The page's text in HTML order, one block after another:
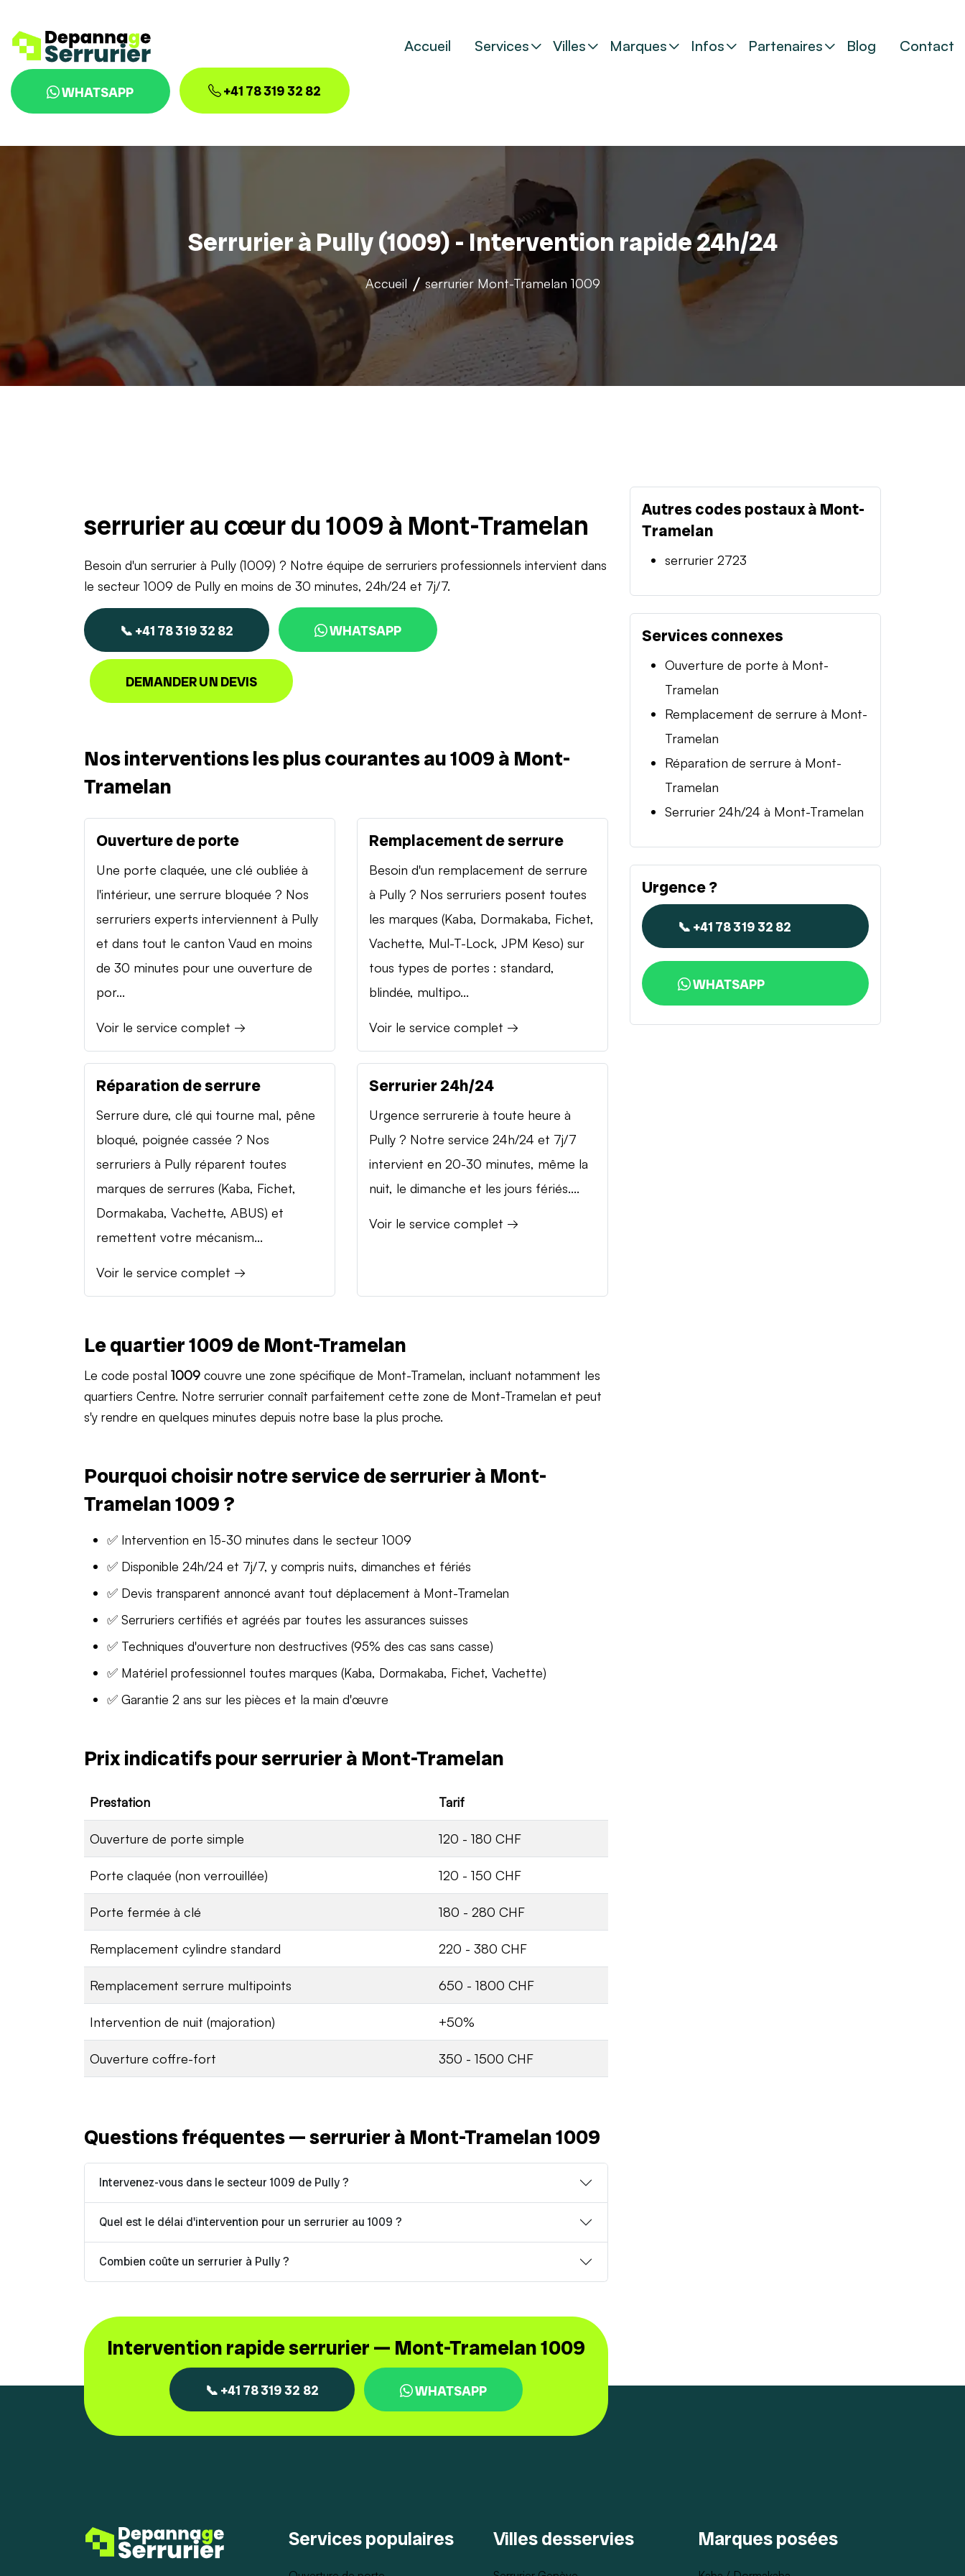
Accueil Services Villes Marques Infos Partenaires Blog Contact
WHATSAPP +41 78 319 32 82
Serrurier à Pully (1009) - Intervention rapide 24h/24
Accueil serrurier Mont-Tramelan 1009
serrurier au cœur du 1009 à Mont-Tramelan
Besoin d'un serrurier à Pully (1009) ? Notre équipe de serruriers professionnels intervient dans
le secteur 1009 de Pully en moins de 30 minutes, 24h/24 et 7j/7.
📞 +41 78 319 32 82 WHATSAPP
DEMANDER UN DEVIS
Nos interventions les plus courantes au 1009 à Mont-
Tramelan
Ouverture de porte
Une porte claquée, une clé oubliée à
l'intérieur, une serrure bloquée ? Nos
serruriers experts interviennent à Pully
et dans tout le canton Vaud en moins
de 30 minutes pour une ouverture de
por...
Voir le service complet →
Remplacement de serrure
Besoin d'un remplacement de serrure
à Pully ? Nos serruriers posent toutes
les marques (Kaba, Dormakaba, Fichet,
Vachette, Mul-T-Lock, JPM Keso) sur
tous types de portes : standard,
blindée, multipo...
Voir le service complet →
Réparation de serrure
Serrure dure, clé qui tourne mal, pêne
bloqué, poignée cassée ? Nos
serruriers à Pully réparent toutes
marques de serrures (Kaba, Fichet,
Dormakaba, Vachette, ABUS) et
remettent votre mécanism...
Voir le service complet →
Serrurier 24h/24
Urgence serrurerie à toute heure à
Pully ? Notre service 24h/24 et 7j/7
intervient en 20-30 minutes, même la
nuit, le dimanche et les jours fériés....
Voir le service complet →
Le quartier 1009 de Mont-Tramelan
Le code postal 1009 couvre une zone spécifique de Mont-Tramelan, incluant notamment les
quartiers Centre. Notre serrurier connaît parfaitement cette zone de Mont-Tramelan et peut
s'y rendre en quelques minutes depuis notre base la plus proche.
Pourquoi choisir notre service de serrurier à Mont-
Tramelan 1009 ?
✅ Intervention en 15-30 minutes dans le secteur 1009
✅ Disponible 24h/24 et 7j/7, y compris nuits, dimanches et fériés
✅ Devis transparent annoncé avant tout déplacement à Mont-Tramelan
✅ Serruriers certifiés et agréés par toutes les assurances suisses
✅ Techniques d'ouverture non destructives (95% des cas sans casse)
✅ Matériel professionnel toutes marques (Kaba, Dormakaba, Fichet, Vachette)
✅ Garantie 2 ans sur les pièces et la main d'œuvre
Prix indicatifs pour serrurier à Mont-Tramelan
Prestation Tarif
Ouverture de porte simple 120 - 180 CHF
Porte claquée (non verrouillée) 120 - 150 CHF
Porte fermée à clé 180 - 280 CHF
Remplacement cylindre standard 220 - 380 CHF
Remplacement serrure multipoints 650 - 1800 CHF
Intervention de nuit (majoration) +50%
Ouverture coffre-fort 350 - 1500 CHF
Questions fréquentes — serrurier à Mont-Tramelan 1009
Intervenez-vous dans le secteur 1009 de Pully ?
Quel est le délai d'intervention pour un serrurier au 1009 ?
Combien coûte un serrurier à Pully ?
Intervention rapide serrurier — Mont-Tramelan 1009
📞 +41 78 319 32 82 WHATSAPP
Autres codes postaux à Mont-
Tramelan
serrurier 2723
Services connexes
Ouverture de porte à Mont-
Tramelan
Remplacement de serrure à Mont-
Tramelan
Réparation de serrure à Mont-
Tramelan
Serrurier 24h/24 à Mont-Tramelan
Urgence ?
📞 +41 78 319 32 82
WHATSAPP
Services populaires Villes desservies Marques posées